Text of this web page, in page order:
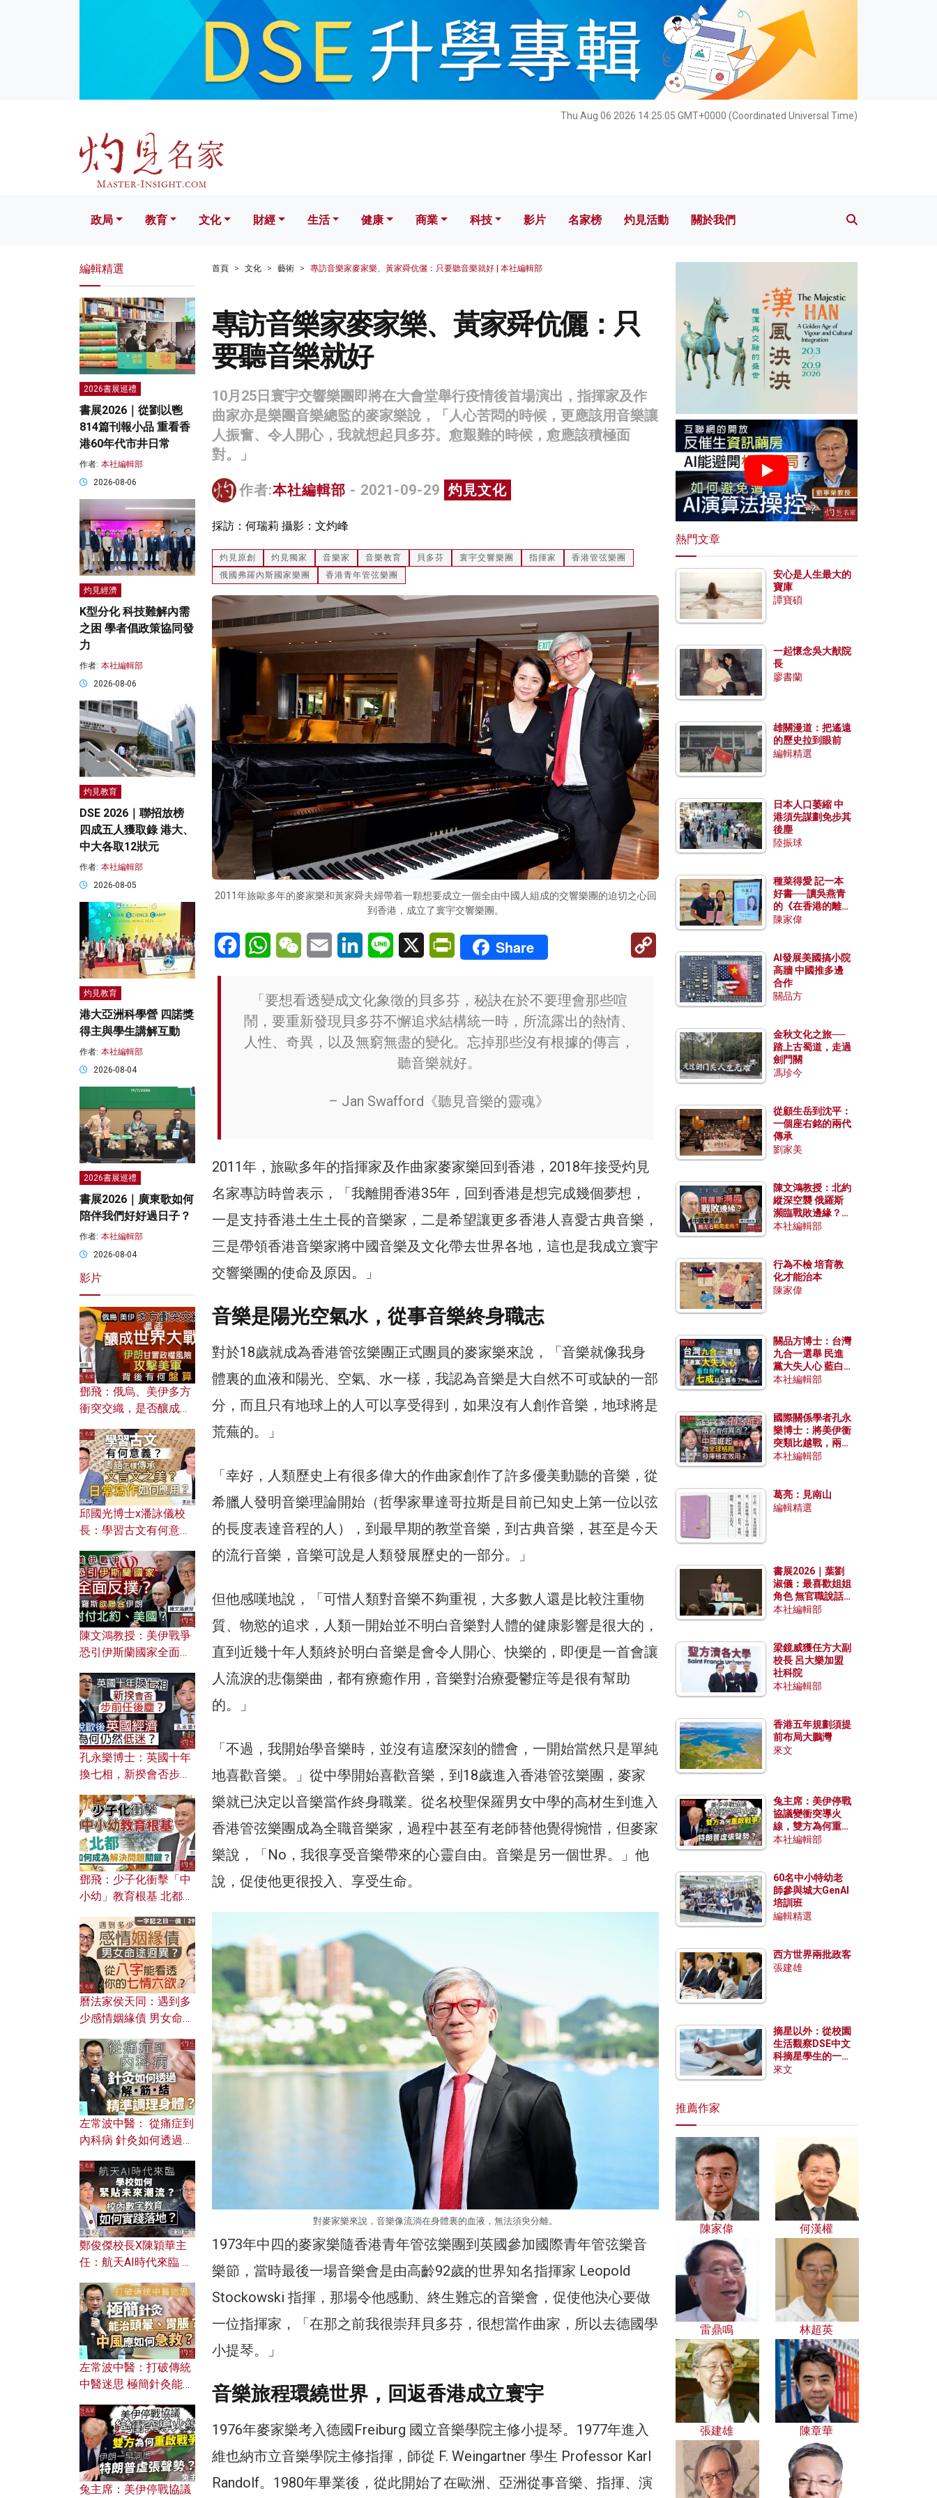
Thu Aug 06 2026 14:25:06 GMT+0000 (Coordinated Universal Time)
文化 財經 生活 健康 科技 影片 名家榜 灼見活動 關於我們
政局 教育 文化 財經 生活 健康 商業 科技 影片 名家榜 灼見活動 關於我們
首頁 文化 藝術 專訪音樂家麥家樂、黃家舜伉儷：只要聽音樂就好 | 本社編輯部
專訪音樂家麥家樂、黃家舜伉儷：只
要聽音樂就好
10月25日寰宇交響樂團即將在大會堂舉行疫情後首場演出，指揮家及作
曲家亦是樂團音樂總監的麥家樂說，「人心苦悶的時候，更應該用音樂讓
人振奮、令人開心，我就想起貝多芬。愈艱難的時候，愈應該積極面
對。」
作者:本社編輯部 - 2021-09-29 灼見文化
採訪：何瑞莉 攝影：文灼峰
灼見原創 灼見獨家 音樂家 音樂教育 貝多芬 寰宇交響樂團 指揮家
香港管弦樂團
俄國弗羅內斯國家樂團
香港青年管弦樂團
2011年旅歐多年的麥家樂和黃家舜夫婦帶着一顆想要成立一個全由中國人組成的交響樂團的迫切之心回
到香港，成立了寰宇交響樂團。
FacebookWhatsAppWeChatEmail LinkedInLine X PrintFriendly
Share
「要想看透變成文化象徵的貝多芬，秘訣在於不要理會那些喧
鬧，要重新發現貝多芬不懈追求結構統一時，所流露出的熱情、
人性、奇異，以及無窮無盡的變化。忘掉那些沒有根據的傳言，
聽音樂就好。
– Jan Swafford《聽見音樂的靈魂》
2011年，旅歐多年的指揮家及作曲家麥家樂回到香港，2018年接受灼見
名家專訪時曾表示，「我離開香港35年，回到香港是想完成幾個夢想，
一是支持香港土生土長的音樂家，二是希望讓更多香港人喜愛古典音樂，
三是帶領香港音樂家將中國音樂及文化帶去世界各地，這也是我成立寰宇
交響樂團的使命及原因。」
音樂是陽光空氣水，從事音樂終身職志
對於18歲就成為香港管弦樂團正式團員的麥家樂來說，「音樂就像我身
體裏的血液和陽光、空氣、水一樣，我認為音樂是大自然不可或缺的一部
分，而且只有地球上的人可以享受得到，如果沒有人創作音樂，地球將是
荒蕪的。」
「幸好，人類歷史上有很多偉大的作曲家創作了許多優美動聽的音樂，從
希臘人發明音樂理論開始（哲學家畢達哥拉斯是目前已知史上第一位以弦
的長度表達音程的人），到最早期的教堂音樂，到古典音樂，甚至是今天
的流行音樂，音樂可說是人類發展歷史的一部分。」
但他感嘆地說，「可惜人類對音樂不夠重視，大多數人還是比較注重物
質、物慾的追求，人類一開始並不明白音樂對人體的健康影響是很大的，
直到近幾十年人類終於明白音樂是會令人開心、快樂的，即便是一首會讓
人流淚的悲傷樂曲，都有療癒作用，音樂對治療憂鬱症等是很有幫助
的。」
「不過，我開始學音樂時，並沒有這麼深刻的體會，一開始當然只是單純
地喜歡音樂。」從中學開始喜歡音樂，到18歲進入香港管弦樂團，麥家
樂就已決定以音樂當作終身職業。從名校聖保羅男女中學的高材生到進入
香港管弦樂團成為全職音樂家，過程中甚至有老師替他覺得惋惜，但麥家
樂說，「No，我很享受音樂帶來的心靈自由。音樂是另一個世界。」他
說，促使他更很投入、享受生命。
對麥家樂來說，音樂像流淌在身體裏的血液，無法須臾分離。
1973年中四的麥家樂隨香港青年管弦樂團到英國參加國際青年管弦樂音
樂節，當時最後一場音樂會是由高齡92歲的世界知名指揮家 Leopold
Stockowski 指揮，那場令他感動、終生難忘的音樂會，促使他決心要做
一位指揮家，「在那之前我很崇拜貝多芬，很想當作曲家，所以去德國學
小提琴。」
音樂旅程環繞世界，回返香港成立寰宇
1976年麥家樂考入德國Freiburg 國立音樂學院主修小提琴。1977年進入
維也納市立音樂學院主修指揮，師從 F. Weingartner 學生 Professor Karl
Randolf。1980年畢業後，從此開始了在歐洲、亞洲從事音樂、指揮、演
編輯精選
2026書展巡禮
書展2026｜從劉以鬯
814篇刊報小品 重看香
港60年代市井日常
作者: 本社編輯部
2026-08-06
灼見經濟
K型分化 科技難解內需
之困 學者倡政策協同發
力
作者: 本社編輯部
2026-08-06
灼見教育
DSE 2026｜聯招放榜
四成五人獲取錄 港大、
中大各取12狀元
作者: 本社編輯部
2026-08-05
灼見教育
港大亞洲科學營 四諾獎
得主與學生講解互動
作者: 本社編輯部
2026-08-04
2026書展巡禮
書展2026｜廣東歌如何
陪伴我們好好過日子？
作者: 本社編輯部
2026-08-04
影片
鄧飛：俄烏、美伊多方
衝突交織，是否釀成世
風險攻擊美軍，背後有
何盤算？
邱國光博士x潘詠儀校
長：學習古文有何意
文之美？ 日常寫作如何
應用？
陳文鴻教授：美伊戰爭
恐引伊斯蘭國家全面反
對付北約美國？
孔永樂博士：英國十年
換七相，新揆會否步前
濟為何仍然低迷？
鄧飛：少子化衝擊「中
小幼」教育根基 北都如
曆法家侯天同：遇到多
少感情姻緣債 男女命途
的七情六欲？
左常波中醫： 從痛症到
內科病 針灸如何透過解
鄭俊傑校長X陳穎華主
任：航天AI時代來臨 學
校內數字教育如何實踐
落地？
左常波中醫：打破傳統
中醫迷思 極簡針灸能治
何急救？
兔主席：美伊停戰協議
熱門文章
安心是人生最大的
寶庫
譚寶碩
一起懷念吳大猷院
長
廖書蘭
雄關漫道：把遙遠
的歷史拉到眼前
編輯精選
日本人口萎縮 中
港須先謀劃免步其
後塵
陸振球
種菜得愛 記一本
好書──讀吳燕青
的《在香港的離島
種菜》
陳家偉
AI發展美國搞小院
高牆 中國推多邊
合作
關品方
金秋文化之旅──
踏上古蜀道，走過
劍門關
馮珍今
從顧生岳到沈平：
一個座右銘的兩代
傳承
劉家美
陳文鴻教授：北約
縱深空襲 俄羅斯
瀕臨戰敗邊緣？中
國零部件能左右戰
本社編輯部
行為不檢 培育教
化才能治本
陳家偉
關品方博士：台灣
九合一選舉 民進
黨大失人心 藍白
合作有望拿下七成
本社編輯部
國際關係學者孔永
樂博士：將美伊衝
突類比越戰，兩者
有何異同？中國崛
本社編輯部
葛亮：見南山
編輯精選
書展2026｜葉劉
淑儀：最喜歡姐姐
角色 無官職說話
包袱少
本社編輯部
梁鏡威獲任方大副
校長 呂大樂加盟
社科院
本社編輯部
香港五年規劃須提
前布局大鵬灣
來文
兔主席：美伊停戰
協議變衝突導火
線，雙方為何重啟
戰爭？伊朗一早洞
本社編輯部
60名中小特幼老
師參與城大GenAI
培訓班
編輯精選
西方世界兩批政客
張建雄
摘星以外：從校園
生活觀察DSE中文
科摘星學生的一點
特質
來文
推薦作家
陳家偉 何漢權
雷鼎鳴 林超英
張建雄 陳章華